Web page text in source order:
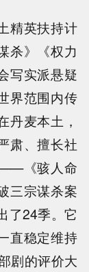
精英扶持计
杀》《权力
写实派悬疑
界范围内传
丹麦本土，
肃、擅长社
《骇人命
三宗谋杀案
了24季。它
直稳定维持
剧的评价大